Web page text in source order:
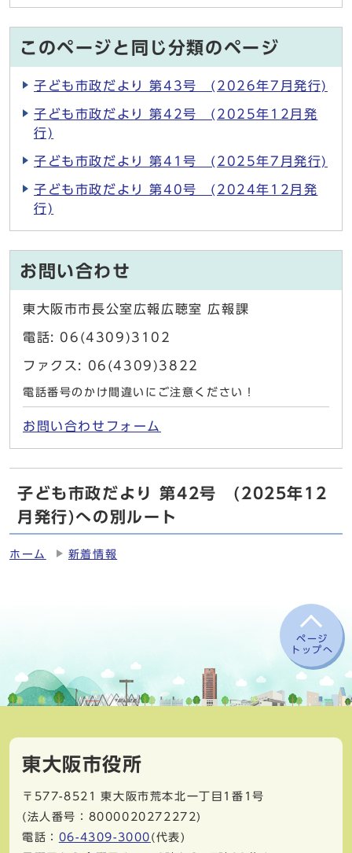
このページと同じ分類のページ
子ども市政だより 第43号 (2026年7月発行)
子ども市政だより 第42号 (2025年12月発
行)
子ども市政だより 第41号 (2025年7月発行)
子ども市政だより 第40号 (2024年12月発
行)
お問い合わせ
東大阪市市長公室広報広聴室 広報課
電話: 06(4309)3102
ファクス: 06(4309)3822
電話番号のかけ間違いにご注意ください！
お問い合わせフォーム
子ども市政だより 第42号 (2025年12
月発行)への別ルート
ホーム 新着情報
ページ
トップへ
東大阪市役所
〒577-8521
東大阪市荒本北一丁目1番1号
(法人番号：8000020272272)
電話： 06-4309-3000 (代表)